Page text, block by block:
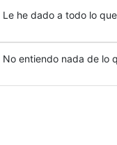
Le he dado a todo lo
No entiendo nada de lo